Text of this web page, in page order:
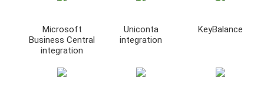
Microsoft
Business Central
integration
Uniconta
integration
KeyBalance